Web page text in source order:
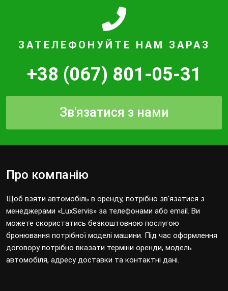
ЗАТЕЛЕФОНУЙТЕ НАМ ЗАРАЗ
+38 (067) 801-05-31
Зв'язатися з нами
Про компанію
Щоб взяти автомобіль в оренду, потрібно зв'язатися з
менеджерами «LuxServis» за телефонами або email. Ви
можете скористатись безкоштовною послугою
бронювання потрібної моделі машини. Під час оформлення
договору потрібно вказати терміни оренди, модель
автомобіля, адресу доставки та контактні дані.